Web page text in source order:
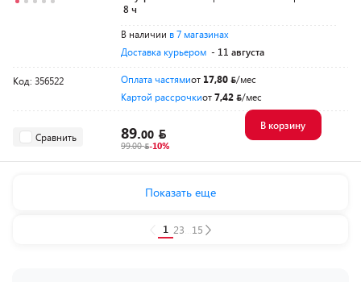
8 ч
В наличии в 7 магазинах
Доставка курьером - 11 августа
Код: 356522 Оплата частямиот 17,80
/мес
Картой рассрочкиот7,42 /мес
Сравнить 89.00
99.00 -10%
В корзину
Показать еще
1 23 15